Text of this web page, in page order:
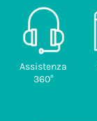
Assistenza
360°